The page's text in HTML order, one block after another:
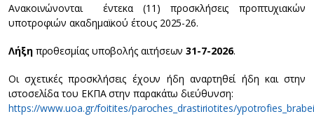
Ανακοινώνονται έντεκα (11) προσκλήσεις προπτυχιακών
υποτροφιών ακαδημαϊκού έτους 2025-26.
Λήξη προθεσμίας υποβολής αιτήσεων31-7-2026.
Οι σχετικές προσκλήσεις έχουν ήδη αναρτηθεί ήδη και στην
ιστοσελίδα του ΕΚΠΑ στην παρακάτω διεύθυνση:
https://www.uoa.gr/foitites/paroches_drastiriotites/